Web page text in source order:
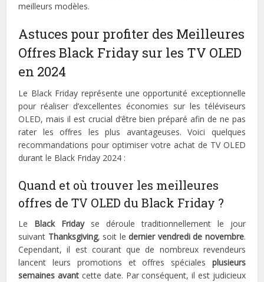
meilleurs modèles.
Astuces pour profiter des Meilleures
Offres Black Friday sur les TV OLED
en 2024
Le Black Friday représente une opportunité exceptionnelle
pour réaliser d’excellentes économies sur les téléviseurs
OLED, mais il est crucial d’être bien préparé afin de ne pas
rater les offres les plus avantageuses. Voici quelques
recommandations pour optimiser votre achat de TV OLED
durant le Black Friday 2024 :
Quand et où trouver les meilleures
offres de TV OLED du Black Friday ?
Le Black Fridayse déroule traditionnellement le jour
suivant Thanksgiving, soit ledernier vendredi de novembre.
Cependant, il est courant que de nombreux revendeurs
lancent leurs promotions et offres spéciales plusieurs
semaines avant cette date. Par conséquent, il est judicieux